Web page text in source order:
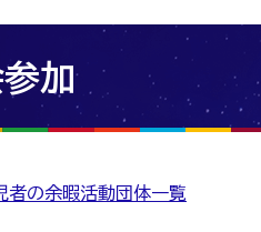
加
者の余暇活動団体一覧